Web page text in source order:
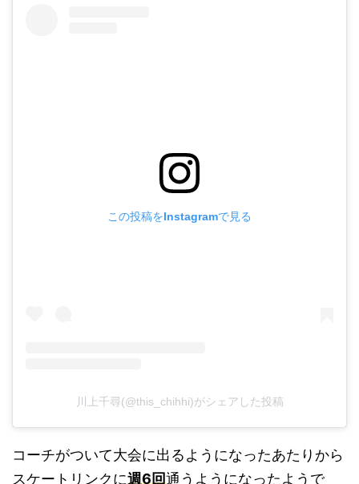
この投稿をInstagramで見る
川上千尋(@this_chihhi)がシェアした投稿
コーチがついて大会に出るようになったあたりから
スケートリンクに週6回通うようになったようで